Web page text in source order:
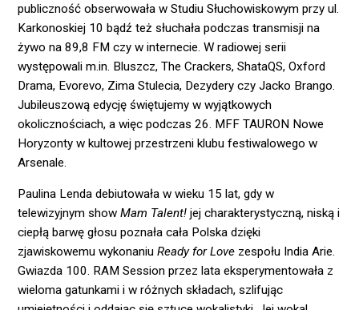
publiczność obserwowała w Studiu Słuchowiskowym przy ul.
Karkonoskiej 10 bądź też słuchała podczas transmisji na
żywo na 89,8 FM czy w internecie. W radiowej serii
występowali m.in. Bluszcz, The Crackers, ShataQS, Oxford
Drama, Evorevo, Zima Stulecia, Dezydery czy Jacko Brango.
Jubileuszową edycję świętujemy w wyjątkowych
okolicznościach, a więc podczas 26. MFF TAURON Nowe
Horyzonty w kultowej przestrzeni klubu festiwalowego w
Arsenale.
Paulina Lenda debiutowała w wieku 15 lat, gdy w
telewizyjnym showMam Talent! jej charakterystyczną, niską i
ciepłą barwę głosu poznała cała Polska dzięki
zjawiskowemu wykonaniuReady for Love zespołu India Arie.
Gwiazda 100. RAM Session przez lata eksperymentowała z
wieloma gatunkami i w różnych składach, szlifując